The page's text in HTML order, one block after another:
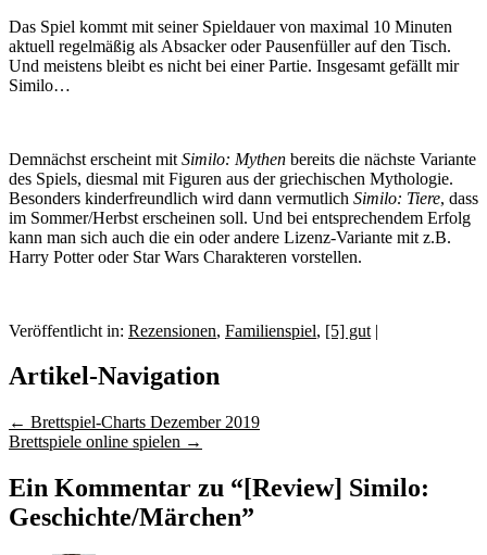
Das Spiel kommt mit seiner Spieldauer von maximal 10 Minuten
aktuell regelmäßig als Absacker oder Pausenfüller auf den Tisch.
Und meistens bleibt es nicht bei einer Partie. Insgesamt gefällt mir
Similo…
Demnächst erscheint mit Similo: Mythen bereits die nächste Variante
des Spiels, diesmal mit Figuren aus der griechischen Mythologie.
Besonders kinderfreundlich wird dann vermutlich Similo: Tiere, dass
im Sommer/Herbst erscheinen soll. Und bei entsprechendem Erfolg
kann man sich auch die ein oder andere Lizenz-Variante mit z.B.
Harry Potter oder Star Wars Charakteren vorstellen.
Veröffentlicht in: Rezensionen, Familienspiel, [5] gut |
Artikel-Navigation
← Brettspiel-Charts Dezember 2019
Brettspiele online spielen →
Ein Kommentar zu “[Review] Similo:
Geschichte/Märchen”